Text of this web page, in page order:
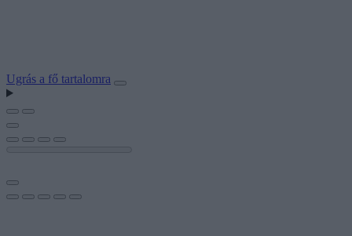
Ugrás a fő tartalomra